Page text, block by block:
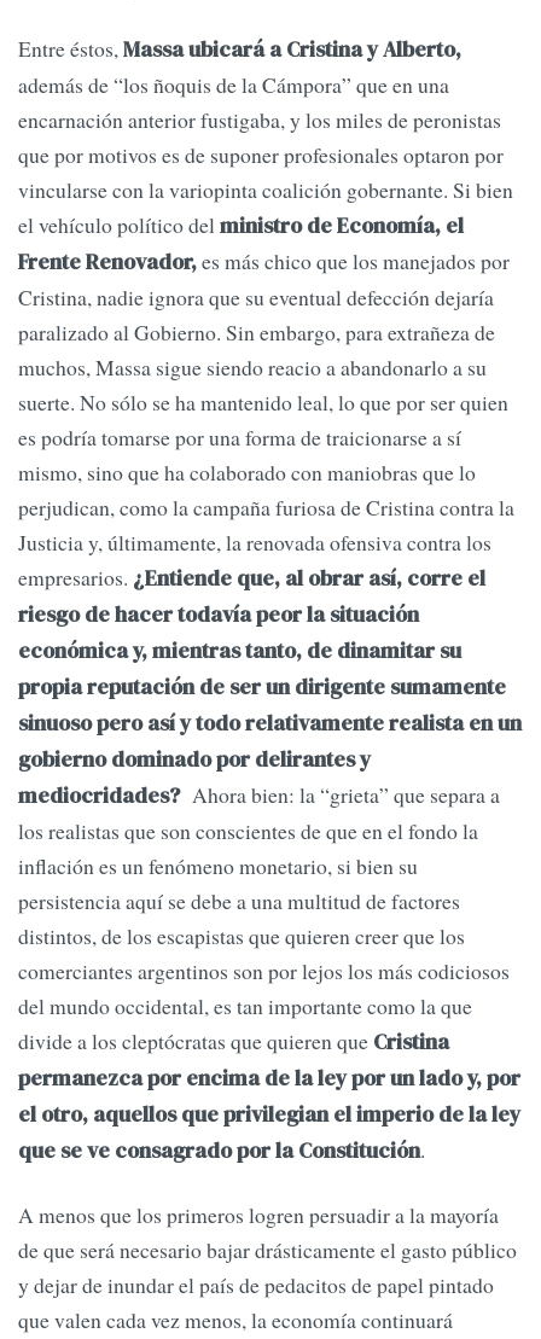
Entre éstos,Massa ubicará a Cristina y Alberto,
además de “los ñoquis de la Cámpora” que en una
encarnación anterior fustigaba, y los miles de peronistas
que por motivos es de suponer profesionales optaron por
vincularse con la variopinta coalición gobernante. Si bien
el vehículo político delministro de Economía, el
Frente Renovador,es más chico que los manejados por
Cristina, nadie ignora que su eventual defección dejaría
paralizado al Gobierno. Sin embargo, para extrañeza de
muchos, Massa sigue siendo reacio a abandonarlo a su
suerte. No sólo se ha mantenido leal, lo que por ser quien
es podría tomarse por una forma de traicionarse a sí
mismo, sino que ha colaborado con maniobras que lo
perjudican, como la campaña furiosa de Cristina contra la
Justicia y, últimamente, la renovada ofensiva contra los
empresarios. ¿Entiende que, al obrar así, corre el
riesgo de hacer todavía peor la situación
económica y, mientras tanto, de dinamitar su
propia reputación de ser un dirigente sumamente
sinuoso pero así y todo relativamente realista en un
gobierno dominado por delirantes y
mediocridades?Ahora bien: la “grieta” que separa a
los realistas que son conscientes de que en el fondo la
inflación es un fenómeno monetario, si bien su
persistencia aquí se debe a una multitud de factores
distintos, de los escapistas que quieren creer que los
comerciantes argentinos son por lejos los más codiciosos
del mundo occidental, es tan importante como la que
divide a los cleptócratas que quieren que Cristina
permanezca por encima de la ley por un lado y, por
el otro, aquellos que privilegian el imperio de la ley
que se ve consagrado por la Constitución.
A menos que los primeros logren persuadir a la mayoría
de que será necesario bajar drásticamente el gasto público
y dejar de inundar el país de pedacitos de papel pintado
que valen cada vez menos, la economía continuará